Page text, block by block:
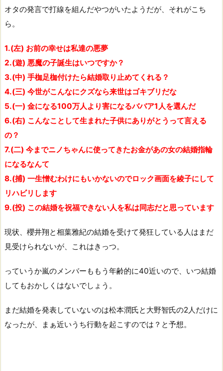
オタの発言で打線を組んだやつがいたようだが、それがこち
ら。
1.(左) お前の幸せは私達の悪夢
2.(遊) 悪魔の子誕生はいつですか？
3.(中) 手枷足枷付けたら結婚取り止めてくれる？
4.(三) 今世がこんなにクズなら来世はゴキブリだな
5.(一) 金になる100万人より害になるババア1人を選んだ
6.(右) こんなことして生まれた子供にありがとうって言える
の？
7.(二) 今までニノちゃんに使ってきたお金があの女の結婚指輪
になるなんて
8.(捕) 一生憎むわけにもいかないのでロック画面を綾子にして
リハビリします
9.(投) この結婚を祝福できない人を私は同志だと思っています
現状、櫻井翔と相葉雅紀の結婚を受けて発狂している人はまだ
見受けられないが、これはきっつ。
っていうか嵐のメンバーももう年齢的に40近いので、いつ結婚
してもおかしくはないでしょう。
まだ結婚を発表していないのは松本潤氏と大野智氏の2人だけに
なったが、まぁ近いうち行動を起こすのでは？と予想。